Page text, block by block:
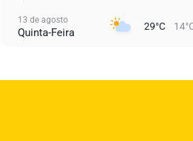
13 de agosto
Quinta-Feira 29°C